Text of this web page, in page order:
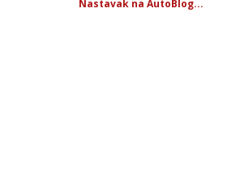
Nastavak na AutoBlog...